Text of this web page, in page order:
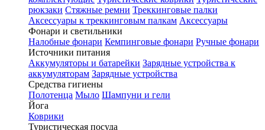
рюкзаки Стяжные ремни Треккинговые палки
Аксессуары к треккинговым палкам Аксессуары
Фонари и светильники
Налобные фонари Кемпинговые фонари Ручные фонари
Источники питания
Аккумуляторы и батарейки Зарядные устройства к
аккумуляторам Зарядные устройства
Средства гигиены
Полотенца Мыло Шампуни и гели
Йога
Коврики
Туристическая посуда